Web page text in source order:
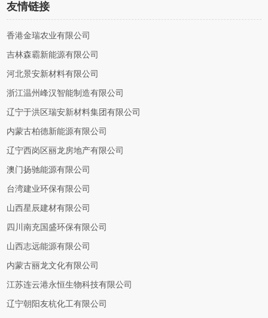
友情链接
香港金瑞农业有限公司
吉林森霸新能源有限公司
河北景安新材料有限公司
浙江温州峰汉智能制造有限公司
辽宁于洪区瑞安新材料集团有限公司
内蒙古柏德新能源有限公司
辽宁西岗区丽龙房地产有限公司
澳门扬驰能源有限公司
台湾建业环保有限公司
山西星辰建材有限公司
四川南充国盛环保有限公司
山西志远能源有限公司
内蒙古丽龙文化有限公司
江苏连云港永恒生物科技有限公司
辽宁朝阳友杭化工有限公司